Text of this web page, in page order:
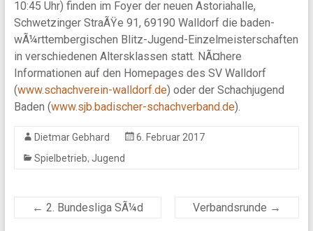
10:45 Uhr) finden im Foyer der neuen Astoriahalle,
Schwetzinger StraÃŸe 91, 69190 Walldorf die baden-
wÃ¼rttembergischen Blitz-Jugend-Einzelmeisterschaften
in verschiedenen Altersklassen statt. NÃ¤here
Informationen auf den Homepages des SV Walldorf
(www.schachverein-walldorf.de) oder der Schachjugend
Baden (www.sjb.badischer-schachverband.de).
Dietmar Gebhard
6. Februar 2017
Spielbetrieb, Jugend
← 2. Bundesliga SÃ¼d Verbandsrunde →